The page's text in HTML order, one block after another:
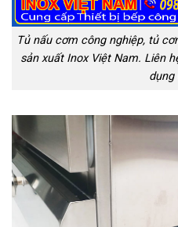
Tủ nấu cơm công nghiệp, tủ
sản xuất Inox Việt Nam. Liên
dụng